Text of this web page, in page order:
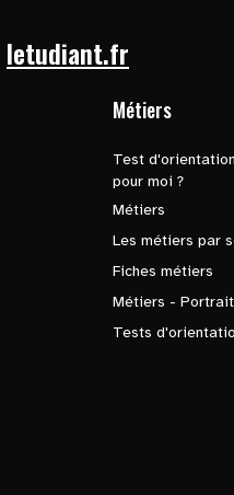
letudiant.fr
Métiers
Test
pour moi ?
Métiers
Les métiers par
Fiches métiers
Métiers -
Tests